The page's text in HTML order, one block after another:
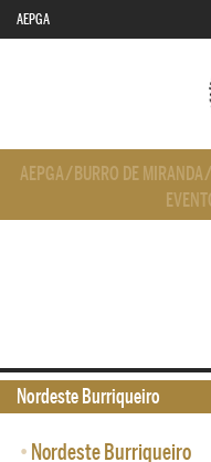
AEPGA
AEPGA/ BURRO DE MIRANDA/
• Nordeste Burriqueiro
Nordeste Burriqueiro